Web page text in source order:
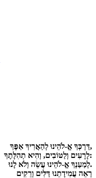
דַּרְכְּךָ אֱ-לֹהֵינוּ לְהַאֲרִיךְ אַפֶּךָ,
לָרָעִים וְלַטּוֹבִים, וְהִיא תְהִלָּתֶךָ:
לְמַעַנְךָ אֱ-לֹהֵינוּ עֲשֵׂה וְלֹא לָנוּ.
רְאֵה עֲמִידָתֵנוּ דַּלִּים וְרֵקִים